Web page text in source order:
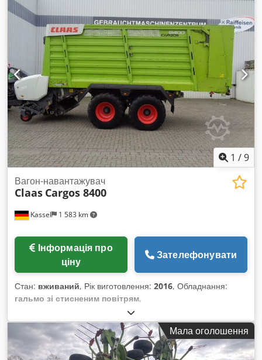
1 /9
Kassel 1 583 km
Вагон-навантажувач
Claas Cargos 8400
ціну
Зателефонувати
Стан: вживаний, Рік виготовлення: 2016, Обладнання:
гальмо зі стисненим повітрям,
Мала оголошення